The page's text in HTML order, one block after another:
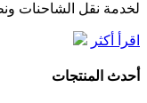
لخدمة نقل الشاحنات
اقرأ أكثر
أحدث المنتجات